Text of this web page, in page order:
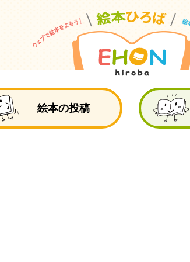
絵本の投稿